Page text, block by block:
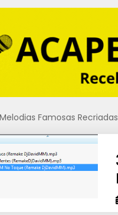
Famosas Recriadas